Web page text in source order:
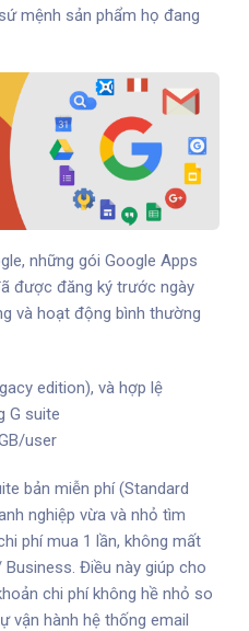
mệnh sản phẩm họ đang
những gói Google Apps
được đăng ký trước ngày
và hoạt động bình thường
edition), và hợp lệ
G suite
user
bản miễn phí (Standard
nghiệp vừa và nhỏ tìm
phí mua 1 lần, không mất
Điều này giúp cho
chi phí không hề nhỏ so
vận hành hệ thống email